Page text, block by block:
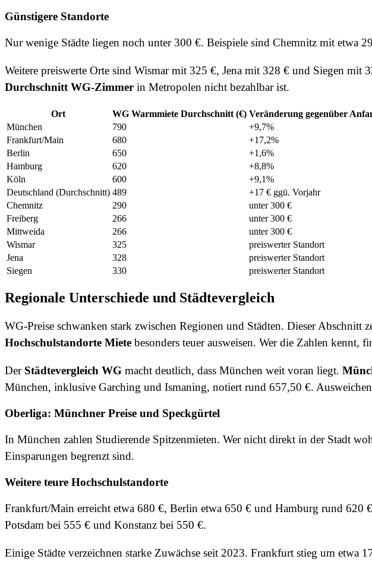
Günstigere Standorte
Nur wenige Städte liegen noch unter 300 €. Beispiele sind Chemnitz mit etwa
Weitere preiswerte Orte sind Wismar mit 325 €, Jena mit 328 € und Siegen mit
Durchschnitt WG-Zimmer in Metropolen nicht bezahlbar ist.
Ort WG Warmmiete Durchschnitt (€) Veränderung gegenüber
München
790
+9,7%
Frankfurt/Main
680
+17,2%
Berlin
650
+1,6%
Hamburg
620
+8,8%
Köln
600
+9,1%
Deutschland (Durchschnitt) 489
+17 € ggü. Vorjahr
Chemnitz
290
unter 300 €
Freiberg
266
unter 300 €
Mittweida
266
unter 300 €
Wismar
325
preiswerter Standort
Jena
328
preiswerter Standort
Siegen
330 preiswerter Standort
Regionale Unterschiede und Städtevergleich
WG-Preise schwanken stark zwischen Regionen und Städten. Dieser Abschnitt
Hochschulstandorte Miete besonders teuer ausweisen. Wer die Zahlen kennt,
Der Städtevergleich WG macht deutlich, dass München weit voran liegt.
München, inklusive Garching und Ismaning, notiert rund 657,50 €.
Oberliga: Münchner Preise und Speckgürtel
In München zahlen Studierende Spitzenmieten. Wer nicht direkt in der Stadt
Einsparungen begrenzt sind.
Weitere teure Hochschulstandorte
Frankfurt/Main erreicht etwa 680 €, Berlin etwa 650 € und Hamburg rund
Potsdam bei 555 € und Konstanz bei 550 €.
Einige Städte verzeichnen starke Zuwächse seit 2023. Frankfurt stieg um